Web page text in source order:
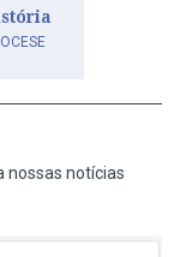
nossas notícias